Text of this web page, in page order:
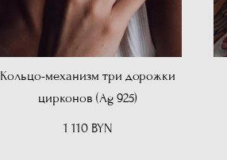
Кольцо-механизм три дорожки
цирконов (Ag 925)
1 110 BYN